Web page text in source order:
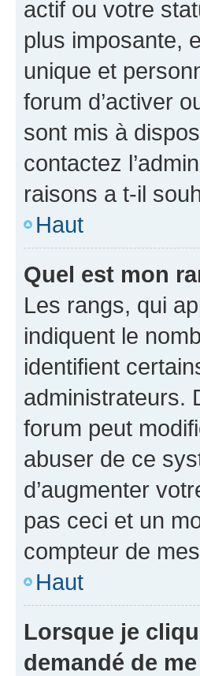
actif ou votre
plus imposante,
unique et
forum d’activer
sont mis à
contactez
raisons a t-il
Haut
Quel est mon
Les rangs, qui
indiquent le
identifient
administrateurs.
forum peut
abuser de ce
d’augmenter
pas ceci et un
compteur de
Haut
Lorsque je
demandé de